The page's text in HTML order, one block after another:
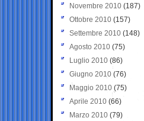
Novembre 2010 (187)
Ottobre 2010 (157)
Settembre 2010 (148)
Agosto 2010 (75)
Luglio 2010 (86)
Giugno 2010 (76)
Maggio 2010 (75)
Aprile 2010 (66)
Marzo 2010 (79)